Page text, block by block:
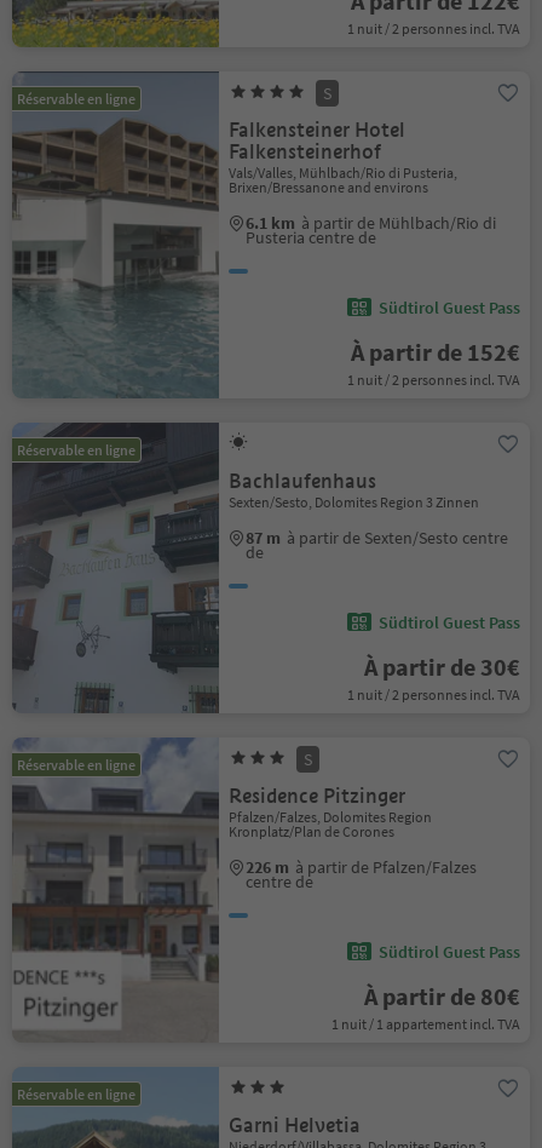
1 nuit / 2 personnes incl. TVA
Réservable en ligne S
Falkensteiner Hotel
Falkensteinerhof
Vals/Valles, Mühlbach/Rio di Pusteria,
Brixen/Bressanone and environs
6.1 km à partir de Mühlbach/Rio di
Pusteria centre de
Südtirol Guest Pass
À partir de 152€
1 nuit / 2 personnes incl. TVA
Réservable en ligne
Bachlaufenhaus
Sexten/Sesto, Dolomites Region 3 Zinnen
87 m à partir de Sexten/Sesto centre
de
Südtirol Guest Pass
À partir de 30€
1 nuit / 2 personnes incl. TVA
Réservable en ligne S
Residence Pitzinger
Pfalzen/Falzes, Dolomites Region
Kronplatz/Plan de Corones
226 m à partir de Pfalzen/Falzes
centre de
Südtirol Guest Pass
À partir de 80€
1 nuit / 1 appartement incl. TVA
Réservable en ligne
Garni Helvetia